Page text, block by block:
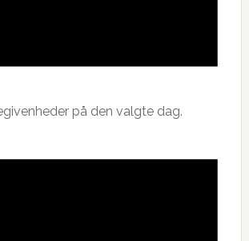
på den valgte dag.